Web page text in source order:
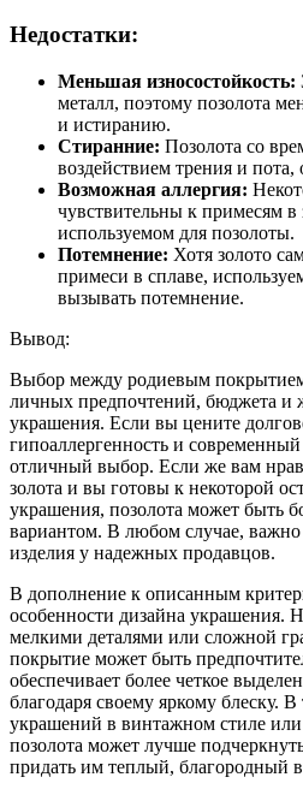
Недостатки:
Меньшая износостойкость:
металл, поэтому позолота
и истиранию.
Стиранние: Позолота со
воздействием трения и
Возможная аллергия:
чувствительны к примесям в
используемом для позолоты.
Потемнение: Хотя золото
примеси в сплаве,
вызывать потемнение.
Вывод:
Выбор между родиевым покрытием
личных предпочтений, бюджета и
украшения. Если вы цените
гипоаллергенность и
отличный выбор. Если же вам
золота и вы готовы к некоторой
украшения, позолота может быть
вариантом. В любом случае,
изделия у надежных продавцов.
В дополнение к описанным
особенности дизайна украшения.
мелкими деталями или сложной
покрытие может быть
обеспечивает более четкое
благодаря своему яркому блеску.
украшений в винтажном стиле
позолота может лучше
придать им теплый, благородный